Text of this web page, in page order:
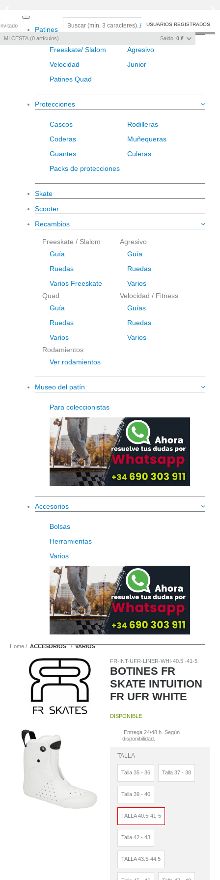
Registro/Iniciar sesión
MI CESTA 0 artículos Saldo: 0 €
USUARIOS REGISTRADOS
navigation
Patines
Freeskate/ Slalom
Agresivo
Velocidad
Junior
Patines Quad
Protecciones
Cascos
Rodilleras
Coderas
Muñequeras
Guantes
Culeras
Packs de protecciones
Skate
Scooter
Recambios
Freeskate / Slalom
Guía
Ruedas
Varios Freeskate
Agresivo
Guía
Ruedas
Varios
Quad
Guía
Ruedas
Varios
Velocidad / Fitness
Guías
Ruedas
Varios
Rodamientos
Ver rodamientos
Museo del patín
Para coleccionistas
Accesorios
Bolsas
Herramientas
Varios
Home ACCESORIOS VARIOS
FR-INT-UFR-LINER-WHI-40.5 -41-5
BOTINES FR
SKATE INTUITION
FR UFR WHITE
DISPONIBLE
Entrega 24/48 h. Según
disponibilidad.
TALLA
Talla 35 - 36 Talla 37 - 38
Talla 39 - 40
TALLA 40.5-41-5
Talla 42 - 43
TALLA 43.5-44.5